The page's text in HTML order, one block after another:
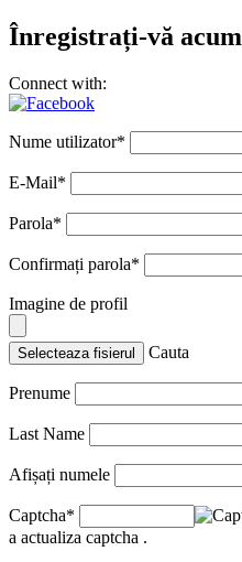
Înregistrați-vă acum
Connect with:
Nume utilizator*
E-Mail*
Parola*
Confirmați parola*
Imagine de profil
Selecteaza fisierul Cauta
Prenume
Last Name
Afișați numele
Captcha*
a actualiza captcha .